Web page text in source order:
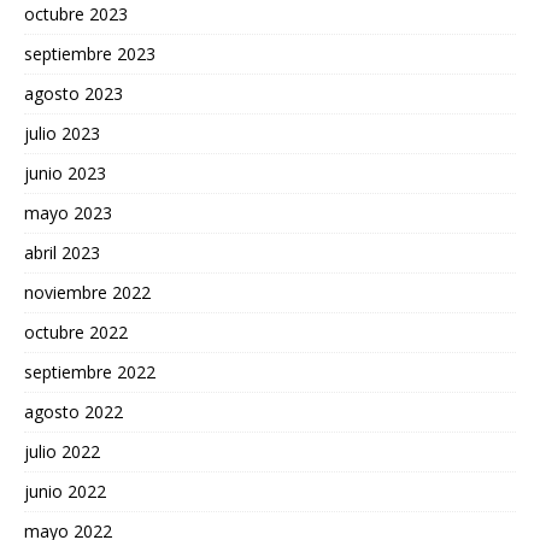
octubre 2023
septiembre 2023
agosto 2023
julio 2023
junio 2023
mayo 2023
abril 2023
noviembre 2022
octubre 2022
septiembre 2022
agosto 2022
julio 2022
junio 2022
mayo 2022